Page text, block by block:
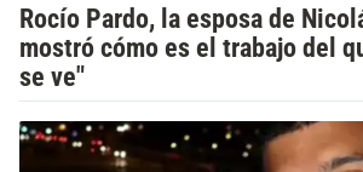
Rocío Pardo, la esposa de
mostró cómo es el trabajo del
se ve"